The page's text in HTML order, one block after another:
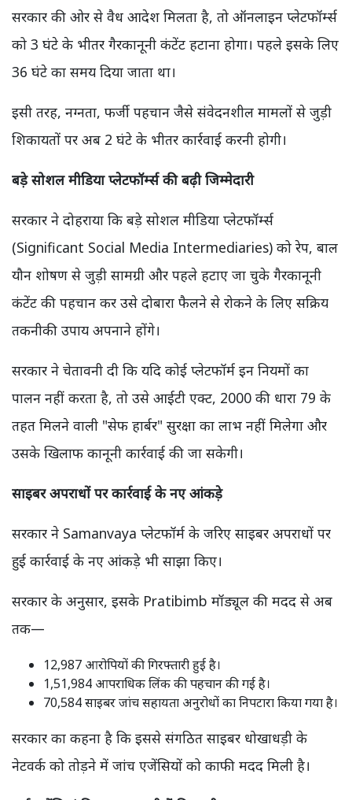
सरकार की ओर से वैध आदेश मिलता है, तो ऑनलाइन प्लेटफॉर्म्स
को 3 घंटे के भीतर गैरकानूनी कंटेंट हटाना होगा। पहले इसके लिए
36 घंटे का समय दिया जाता था।
इसी तरह, नग्नता, फर्जी पहचान जैसे संवेदनशील मामलों से जुड़ी
शिकायतों पर अब 2 घंटे के भीतर कार्रवाई करनी होगी।
बड़े सोशल मीडिया प्लेटफॉर्म्स की बढ़ी जिम्मेदारी
सरकार ने दोहराया कि बड़े सोशल मीडिया प्लेटफॉर्म्स
(Significant Social Media Intermediaries) को रेप, बाल
यौन शोषण से जुड़ी सामग्री और पहले हटाए जा चुके गैरकानूनी
कंटेंट की पहचान कर उसे दोबारा फैलने से रोकने के लिए सक्रिय
तकनीकी उपाय अपनाने होंगे।
सरकार ने चेतावनी दी कि यदि कोई प्लेटफॉर्म इन नियमों का
पालन नहीं करता है, तो उसे आईटी एक्ट, 2000 की धारा 79 के
तहत मिलने वाली "सेफ हार्बर" सुरक्षा का लाभ नहीं मिलेगा और
उसके खिलाफ कानूनी कार्रवाई की जा सकेगी।
साइबर अपराधों पर कार्रवाई के नए आंकड़े
सरकार ने Samanvaya प्लेटफॉर्म के जरिए साइबर अपराधों पर
हुई कार्रवाई के नए आंकड़े भी साझा किए।
सरकार के अनुसार, इसके Pratibimb मॉड्यूल की मदद से अब
तक—
12,987 आरोपियों की गिरफ्तारी हुई है।
1,51,984 आपराधिक लिंक की पहचान की गई है।
70,584 साइबर जांच सहायता अनुरोधों का निपटारा किया गया है।
सरकार का कहना है कि इससे संगठित साइबर धोखाधड़ी के
नेटवर्क को तोड़ने में जांच एजेंसियों को काफी मदद मिली है।